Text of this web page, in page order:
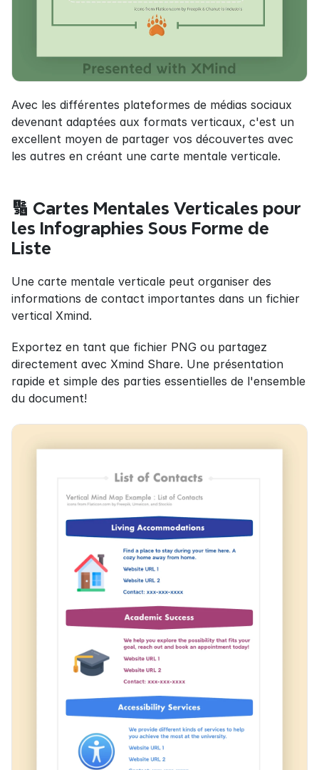
Avec les différentes plateformes de médias sociaux
devenant adaptées aux formats verticaux, c'est un
excellent moyen de partager vos découvertes avec
les autres en créant une carte mentale verticale.
🔢 Cartes Mentales Verticales pour
les Infographies Sous Forme de
Liste
Une carte mentale verticale peut organiser des
informations de contact importantes dans un fichier
vertical Xmind.
Exportez en tant que fichier PNG ou partagez
directement avec Xmind Share. Une présentation
rapide et simple des parties essentielles de l'ensemble
du document!